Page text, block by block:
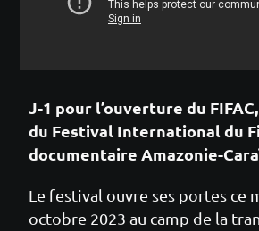
J-1 pour l’ouverture du
du Festival International du
documentaire Amazonie-
Le festival ouvre ses portes ce
octobre 2023 au camp de la